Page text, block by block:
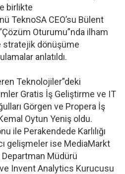
birlikte
TeknoSA CEO’su Bülent
“Çözüm Oturumu”nda ilham
stratejik dönüşüme
anlatıldı.
Teknolojiler”deki
Gratis İş Geliştirme ve IT
Görgen ve Propera İş
Oytun Yeniş oldu.
ile Perakendede Karlılığı
gelişmeler ise MediaMarkt
Müdürü
Invent Analytics Kurucusu